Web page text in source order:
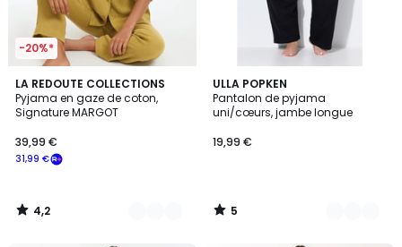
-20%*
LA REDOUTE COLLECTIONS
Pyjama en gaze de coton,
Signature MARGOT
31,99 €
39,99 €
4,2
/ 5
4
Couleurs
4,2
/
ULLA POPKEN
Pantalon de pyjama
uni/cœurs, jambe longue
19,99 €
5
/
5
2
Couleurs
5
/